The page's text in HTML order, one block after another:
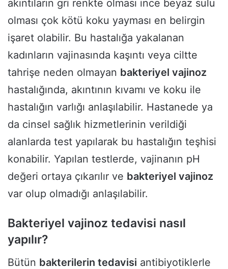
akıntıların gri renkte olması ince beyaz sulu
olması çok kötü koku yayması en belirgin
işaret olabilir. Bu hastalığa yakalanan
kadınların vajinasında kaşıntı veya ciltte
tahrişe neden olmayan bakteriyel vajinoz
hastalığında, akıntının kıvamı ve koku ile
hastalığın varlığı anlaşılabilir. Hastanede ya
da cinsel sağlık hizmetlerinin verildiği
alanlarda test yapılarak bu hastalığın teşhisi
konabilir. Yapılan testlerde, vajinanın pH
değeri ortaya çıkarılır ve bakteriyel vajinoz
var olup olmadığı anlaşılabilir.
Bakteriyel vajinoz tedavisi nasıl
yapılır?
Bütün bakterilerin tedavisi antibiyotiklerle